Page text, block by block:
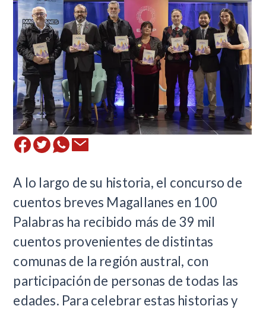
​A lo largo de su historia, el concurso de
cuentos breves Magallanes en 100
Palabras ha recibido más de 39 mil
cuentos provenientes de distintas
comunas de la región austral, con
participación de personas de todas las
edades. Para celebrar estas historias y